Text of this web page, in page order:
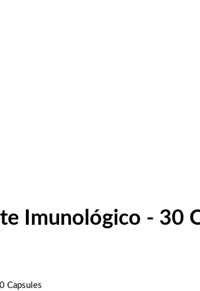
Imunológico - 30
Capsules